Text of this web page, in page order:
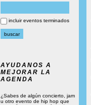
incluir eventos terminados
AYUDANOS A
MEJORAR LA
AGENDA
¿Sabes de algún concierto, jam
u otro evento de hip hop que